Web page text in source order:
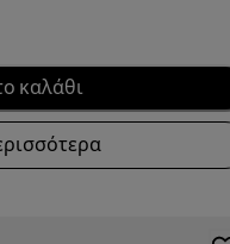
καλάθι